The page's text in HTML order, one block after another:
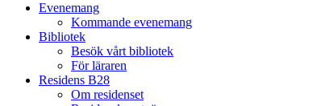
Evenemang
Kommande evenemang
Bibliotek
Besök vårt bibliotek
För läraren
Residens B28
Om residenset